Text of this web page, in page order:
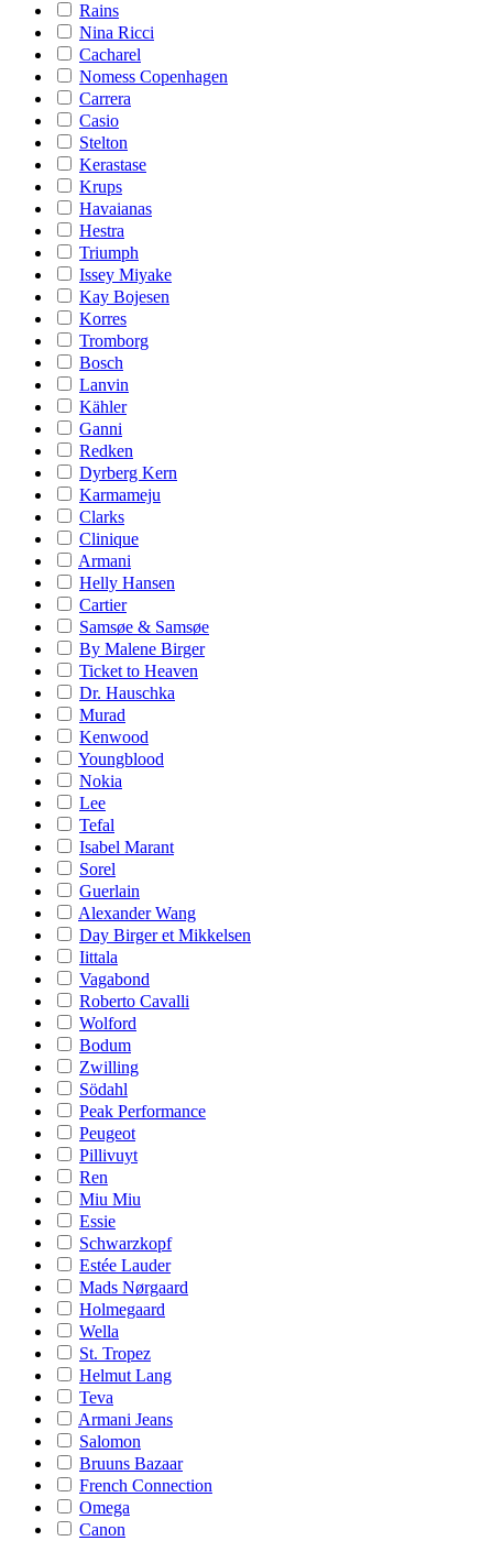
Rains
Nina Ricci
Cacharel
Nomess Copenhagen
Carrera
Casio
Stelton
Kerastase
Krups
Havaianas
Hestra
Triumph
Issey Miyake
Kay Bojesen
Korres
Tromborg
Bosch
Lanvin
Kähler
Ganni
Redken
Dyrberg Kern
Karmameju
Clarks
Clinique
Armani
Helly Hansen
Cartier
Samsøe & Samsøe
By Malene Birger
Ticket to Heaven
Dr. Hauschka
Murad
Kenwood
Youngblood
Nokia
Lee
Tefal
Isabel Marant
Sorel
Guerlain
Alexander Wang
Day Birger et Mikkelsen
Iittala
Vagabond
Roberto Cavalli
Wolford
Bodum
Zwilling
Södahl
Peak Performance
Peugeot
Pillivuyt
Ren
Miu Miu
Essie
Schwarzkopf
Estée Lauder
Mads Nørgaard
Holmegaard
Wella
St. Tropez
Helmut Lang
Teva
Armani Jeans
Salomon
Bruuns Bazaar
French Connection
Omega
Canon